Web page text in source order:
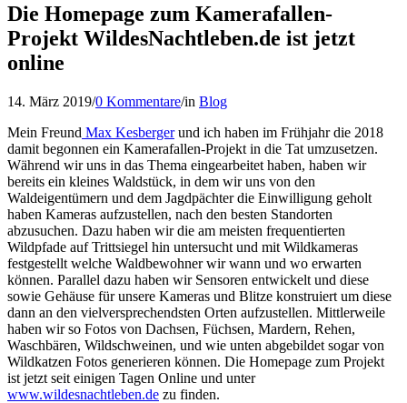
Die Homepage zum Kamerafallen-
Projekt WildesNachtleben.de ist jetzt
online
14. März 2019/0 Kommentare/in Blog
Mein Freund Max Kesbergerund ich haben im Frühjahr die 2018
damit begonnen ein Kamerafallen-Projekt in die Tat umzusetzen.
Während wir uns in das Thema eingearbeitet haben, haben wir
bereits ein kleines Waldstück, in dem wir uns von den
Waldeigentümern und dem Jagdpächter die Einwilligung geholt
haben Kameras aufzustellen, nach den besten Standorten
abzusuchen. Dazu haben wir die am meisten frequentierten
Wildpfade auf Trittsiegel hin untersucht und mit Wildkameras
festgestellt welche Waldbewohner wir wann und wo erwarten
können. Parallel dazu haben wir Sensoren entwickelt und diese
sowie Gehäuse für unsere Kameras und Blitze konstruiert um diese
dann an den vielversprechendsten Orten aufzustellen. Mittlerweile
haben wir so Fotos von Dachsen, Füchsen, Mardern, Rehen,
Waschbären, Wildschweinen, und wie unten abgebildet sogar von
Wildkatzen Fotos generieren können. Die Homepage zum Projekt
ist jetzt seit einigen Tagen Online und unter
www.wildesnachtleben.de zu finden.